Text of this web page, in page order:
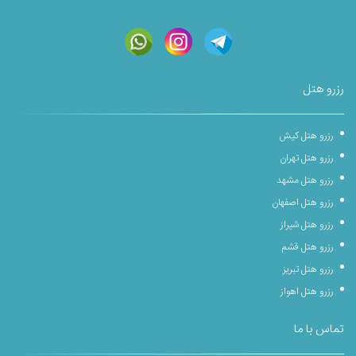
رزرو هتل
رزرو هتل کیش
رزرو هتل تهران
رزرو هتل مشهد
رزرو هتل اصفهان
رزرو هتل شیراز
رزرو هتل قشم
رزرو هتل تبریز
رزرو هتل اهواز
تماس با ما